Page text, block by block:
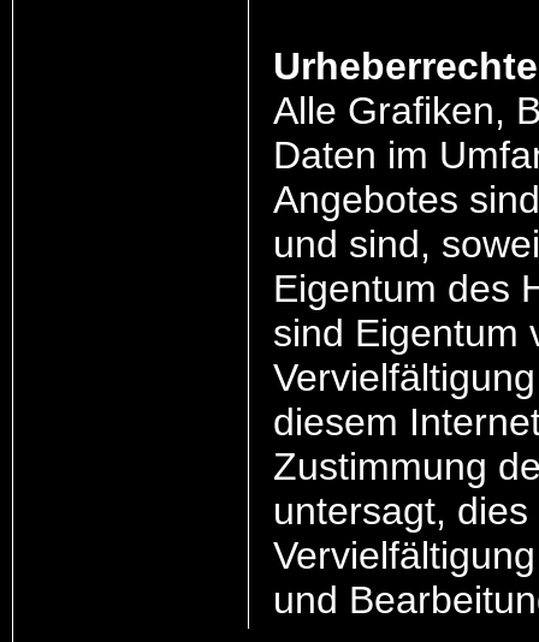
Alle Grafiken,
Daten im
Angebotes
und sind,
Eigentum des
sind Eigentum
diesem
Zustimmung
untersagt,
und